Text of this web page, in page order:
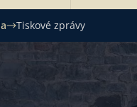
Tiskové zprávy